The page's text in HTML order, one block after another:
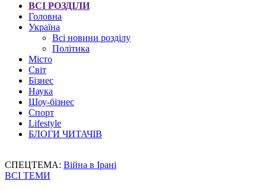
ВСІ РОЗДІЛИ
Головна
Україна
Всі новини розділу
Політика
Місто
Світ
Бізнес
Наука
Шоу-бізнес
Спорт
Lifestyle
БЛОГИ ЧИТАЧІВ
СПЕЦТЕМА: Війна в Ірані
ВСІ ТЕМИ